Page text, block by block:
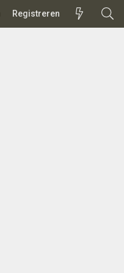
Registreren